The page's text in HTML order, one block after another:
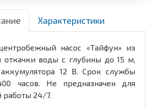
Характеристики
насос «Тайфун» из
откачки воды с глубины до 15 м,
аккумулятора 12 В. Срок службы
часов. Не предназначен для
24/7.